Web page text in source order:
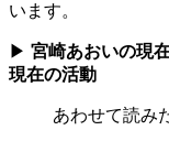
います。
▶ 宮崎あおいの現
現在の活動
あわせて読み